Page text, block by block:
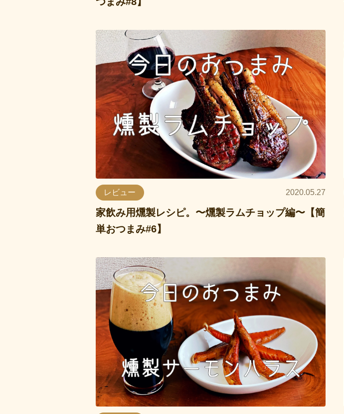
レビュー 2020.05.27
家飲み用燻製レシピ。〜燻製ラムチョップ編〜【簡
単おつまみ#6】